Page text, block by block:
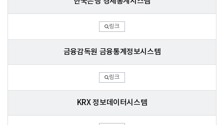
링크
금융감독원 금융통계정보시스템
링크
KRX 정보데이터시스템